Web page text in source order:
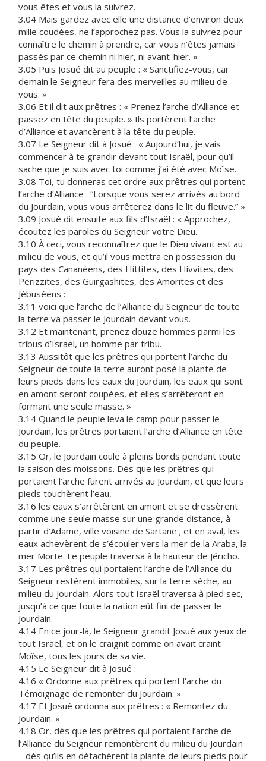
vous êtes et vous la suivrez.
3.04 Mais gardez avec elle une distance d’environ deux
mille coudées, ne l’approchez pas. Vous la suivrez pour
connaître le chemin à prendre, car vous n’êtes jamais
passés par ce chemin ni hier, ni avant-hier. »
3.05 Puis Josué dit au peuple : « Sanctifiez-vous, car
demain le Seigneur fera des merveilles au milieu de
vous. »
3.06 Et il dit aux prêtres : « Prenez l’arche d’Alliance et
passez en tête du peuple. » Ils portèrent l’arche
d’Alliance et avancèrent à la tête du peuple.
3.07 Le Seigneur dit à Josué : « Aujourd’hui, je vais
commencer à te grandir devant tout Israël, pour qu’il
sache que je suis avec toi comme j’ai été avec Moïse.
3.08 Toi, tu donneras cet ordre aux prêtres qui portent
l’arche d’Alliance : “Lorsque vous serez arrivés au bord
du Jourdain, vous vous arrêterez dans le lit du fleuve.” »
3.09 Josué dit ensuite aux fils d’Israël : « Approchez,
écoutez les paroles du Seigneur votre Dieu.
3.10 À ceci, vous reconnaîtrez que le Dieu vivant est au
milieu de vous, et qu’il vous mettra en possession du
pays des Cananéens, des Hittites, des Hivvites, des
Perizzites, des Guirgashites, des Amorites et des
Jébuséens :
3.11 voici que l’arche de l’Alliance du Seigneur de toute
la terre va passer le Jourdain devant vous.
3.12 Et maintenant, prenez douze hommes parmi les
tribus d’Israël, un homme par tribu.
3.13 Aussitôt que les prêtres qui portent l’arche du
Seigneur de toute la terre auront posé la plante de
leurs pieds dans les eaux du Jourdain, les eaux qui sont
en amont seront coupées, et elles s’arrêteront en
formant une seule masse. »
3.14 Quand le peuple leva le camp pour passer le
Jourdain, les prêtres portaient l’arche d’Alliance en tête
du peuple.
3.15 Or, le Jourdain coule à pleins bords pendant toute
la saison des moissons. Dès que les prêtres qui
portaient l’arche furent arrivés au Jourdain, et que leurs
pieds touchèrent l’eau,
3.16 les eaux s’arrêtèrent en amont et se dressèrent
comme une seule masse sur une grande distance, à
partir d’Adame, ville voisine de Sartane ; et en aval, les
eaux achevèrent de s’écouler vers la mer de la Araba, la
mer Morte. Le peuple traversa à la hauteur de Jéricho.
3.17 Les prêtres qui portaient l’arche de l’Alliance du
Seigneur restèrent immobiles, sur la terre sèche, au
milieu du Jourdain. Alors tout Israël traversa à pied sec,
jusqu’à ce que toute la nation eût fini de passer le
Jourdain.
4.14 En ce jour-là, le Seigneur grandit Josué aux yeux de
tout Israël, et on le craignit comme on avait craint
Moïse, tous les jours de sa vie.
4.15 Le Seigneur dit à Josué :
4.16 « Ordonne aux prêtres qui portent l’arche du
Témoignage de remonter du Jourdain. »
4.17 Et Josué ordonna aux prêtres : « Remontez du
Jourdain. »
4.18 Or, dès que les prêtres qui portaient l’arche de
l’Alliance du Seigneur remontèrent du milieu du Jourdain
– dès qu’ils en détachèrent la plante de leurs pieds pour